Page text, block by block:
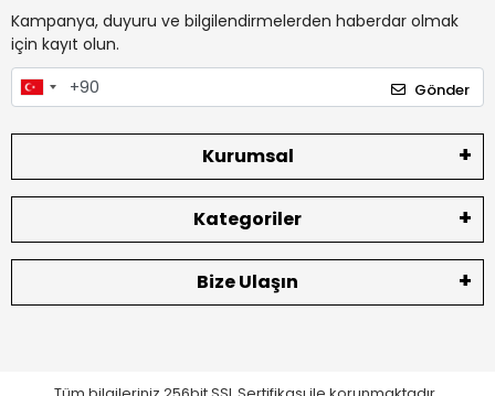
Kampanya, duyuru ve bilgilendirmelerden haberdar olmak
için kayıt olun.
Gönder
Kurumsal
Kategoriler
Bize Ulaşın